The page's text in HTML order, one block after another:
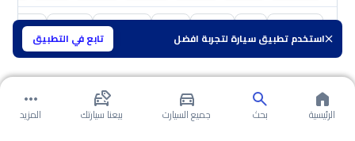
استخدم تطبيق سيارة لتجربة افضل تابع في التطبيق
هيونداي كيا نيسان مازدا سوزوكي هافال GAC
الرئيسية بحث جميع السيارت بيعنا سيارتك المزيد